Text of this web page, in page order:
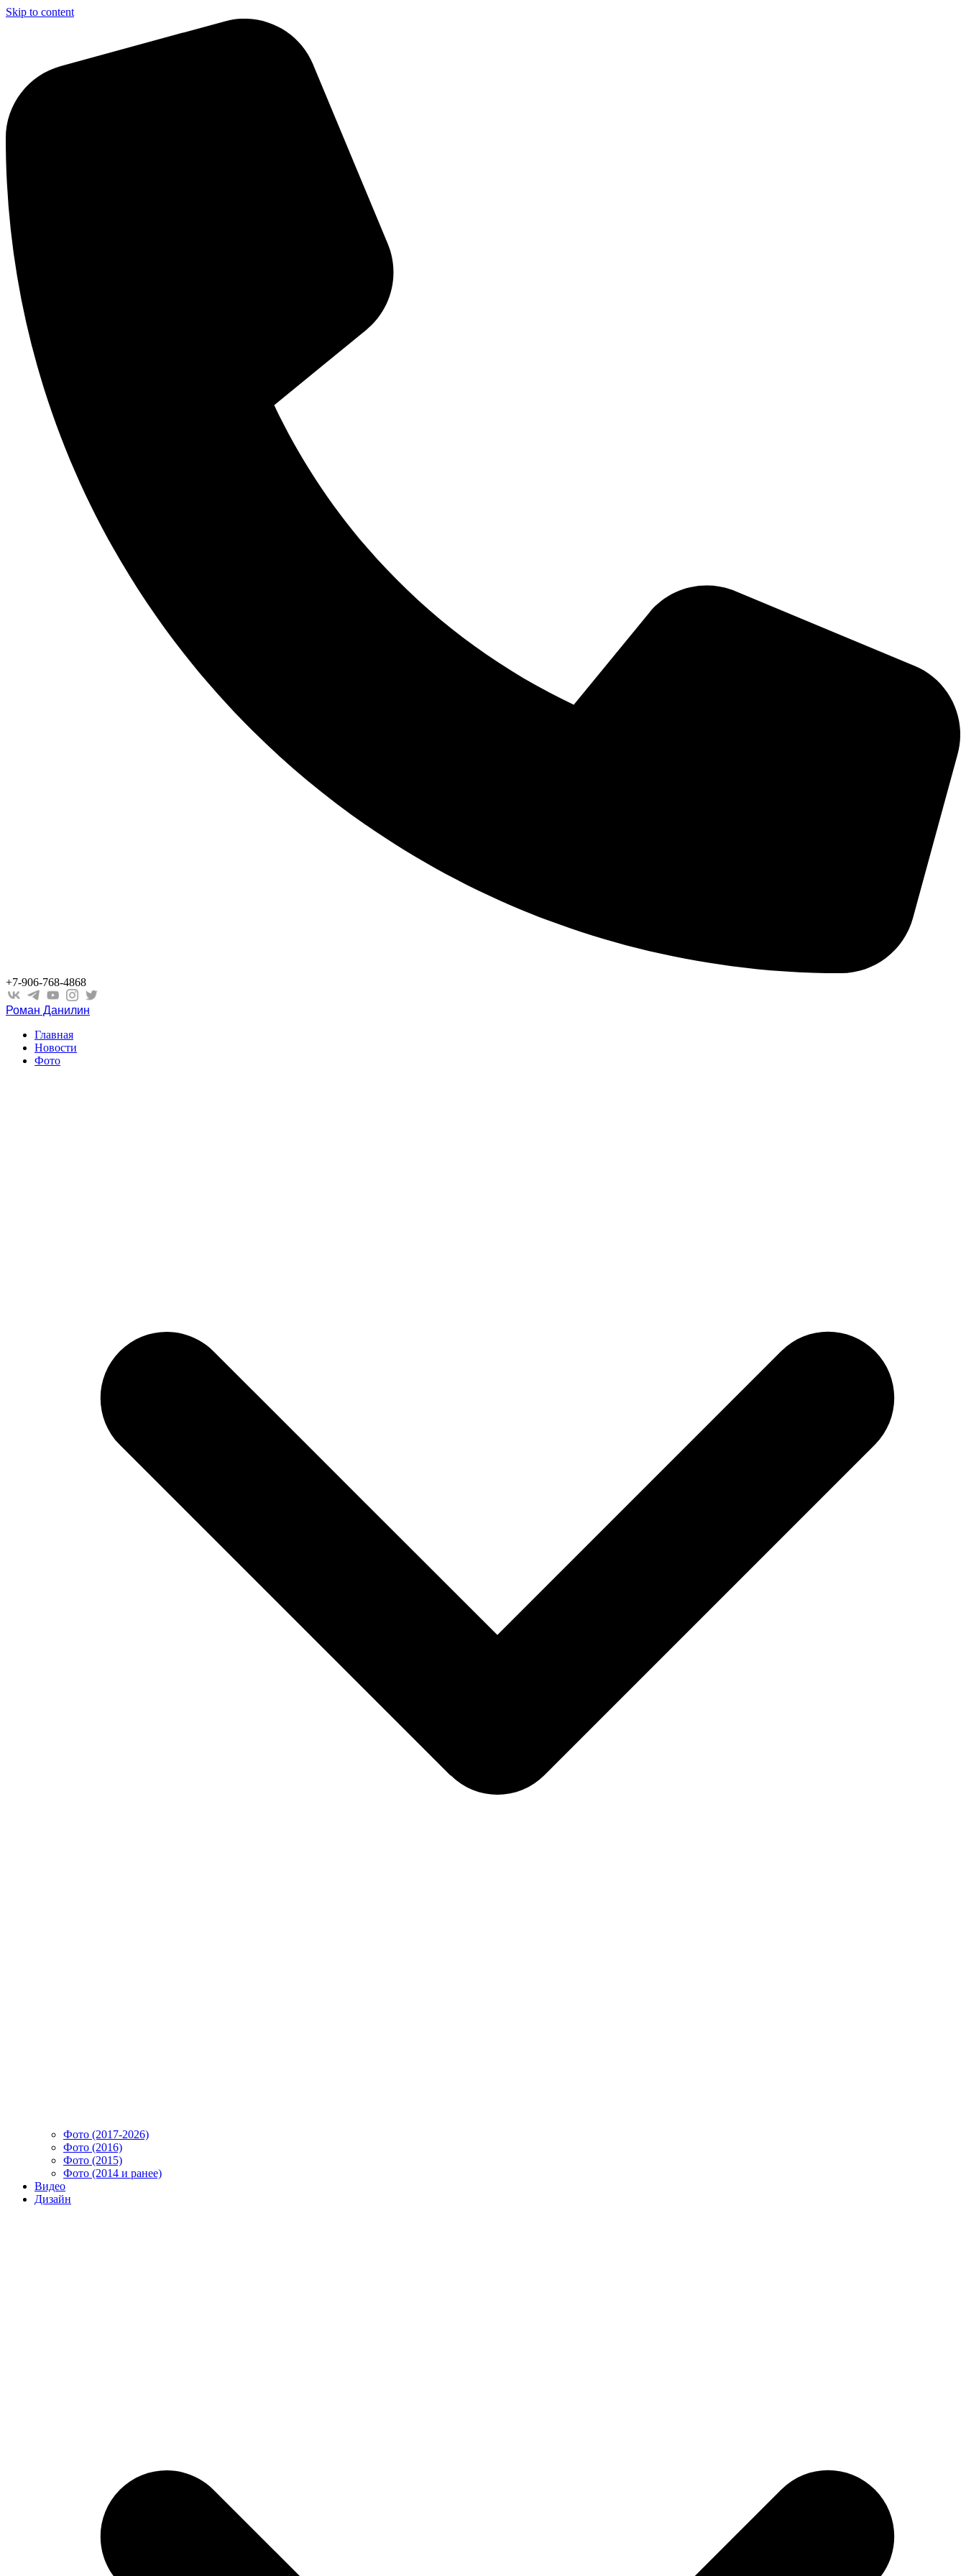
Skip to content
+7-906-768-4868
Роман Данилин
Главная
Новости
Фото
Фото (2017-2026)
Фото (2016)
Фото (2015)
Фото (2014 и ранее)
Видео
Дизайн